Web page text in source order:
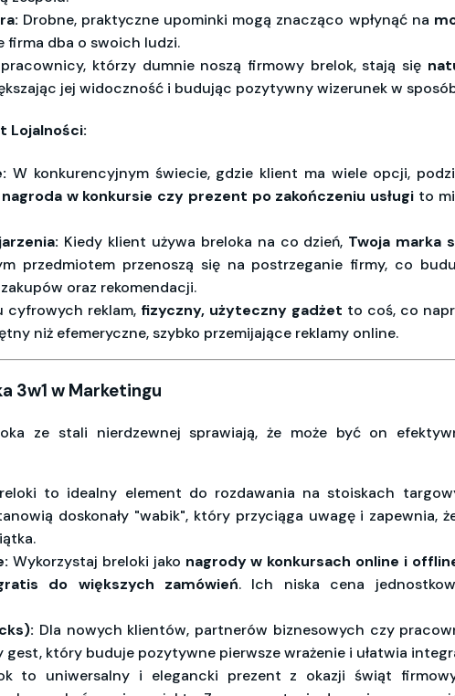
Drobne, praktyczne upominki mogą znacząco wpłynąć na
firma dba o swoich ludzi.
którzy dumnie noszą firmowy brelok, stają się
jej widoczność i budując pozytywny wizerunek w
Lojalności:
W konkurencyjnym świecie, gdzie klient ma wiele opcji,
w konkursie czy prezent po zakończeniu usługi to
Kiedy klient używa breloka na co dzień, Twoja marka
przedmiotem przenoszą się na postrzeganie firmy, co
oraz rekomendacji.
cyfrowych reklam, fizyczny, użyteczny gadżet to coś, co
niż efemeryczne, szybko przemijające reklamy online.
3w1 w Marketingu
ze stali nierdzewnej sprawiają, że może być on
to idealny element do rozdawania na stoiskach
doskonały "wabik", który przyciąga uwagę i zapewnia,
Wykorzystaj breloki jako nagrody w konkursach online i
do większych zamówień. Ich niska cena
Dla nowych klientów, partnerów biznesowych czy
gest, który buduje pozytywne pierwsze wrażenie i ułatwia
to uniwersalny i elegancki prezent z okazji świąt